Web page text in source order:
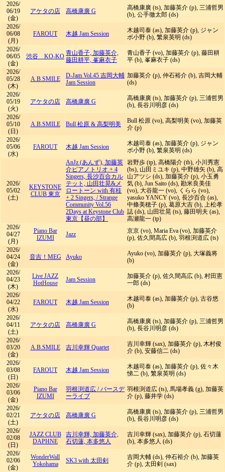
2026/
06/19
(金)
アケタの店 高橋康廣 G
高橋康廣 (ts), 加藤英介 (p), 三浦哲男
(b), 公手徹太郎 (ds)
2026/
06/08
(月)
FAROUT 木越 Jam Session
木越司泰 (as), 加藤英介 (p), ジャン
ボ小野 (b), 繁泉英明 (ds)
2026/
06/05
(金)
渋谷 KO-KO 青山香子, 加藤英介,
藤田耕平, 峯麻衣子
青山香子 (vo), 加藤英介 (p), 藤田耕
平 (b), 峯麻衣子 (ds)
2026/
05/28
(木)
A.B.SMILE
D-Jam Vol.45 吉岡大輔
Jam Session
加藤英介 (p), 仲石裕介 (b), 吉岡大輔
(ds)
2026/
05/19
(火)
アケタの店 高橋康廣 G
高橋康廣 (ts), 加藤英介 (p), 三浦哲男
(b), 長谷川明彦 (ds)
2026/
05/10
(日)
A.B.SMILE Bull 松原 & 高梨明美
Bull 松原 (vo), 高梨明美 (vo), 加藤英
介 (p)
2026/
05/06
(水)
FAROUT 木越 Jam Session
木越司泰 (as), 加藤英介 (p), ジャン
ボ小野 (b), 繁泉英明 (ds)
2026/
05/02
(土)
KEYSTONE
CLUB 東京
AnJz (あんず), 加藤英
介ピアノトリオ + 4
Singers, 長沙百合カル
テット, 山田壮晃&メ
ロートーン with 有桂
+ 2 Singers, /Strange
Community Vol.56
2Days at Keystone Club
東京【昼の部】
岩野歩 (tp), 高橋陽介 (tb), 小川秀憲
(bs), 山田ミユキ (p), 中野雄矢 (b), 高
山アツシ (ds), 加藤英介 (p), 小玉勇
気 (b), Jun Saito (ds), 勘米良美佳
(vo), 大谷龍一 (vo), くらら (vo),
yasuko YANCY (vo), 長沙百合 (as),
中條美穂子 (p), 葛原大吉 (b), 上松孝
誌 (ds), 山田壮晃 (ts), 藤田明夫 (as),
高瀬龍一 (tp)
2026/
04/27
(月)
Piano Bar
IZUMI
Jazz
京京 (vo), Maria Eva (vo), 加藤英介
(p), 佐久間高広 (b), 羽根渕道広 (ts)
2026/
04/24
(金)
音吉！MEG Ayuko
Ayuko (vo), 加藤英介 (p), 大塚義将
(b)
2026/
04/23
(木)
Live JAZZ
HotHouse
Jam Session
加藤英介 (p), 佐久間高広 (b), 村田憲
一郎 (ds)
2026/
04/22
(水)
FAROUT 木越 Jam Session
木越司泰 (as), 加藤英介 (p), 古谷悠
(b)
2026/
04/11
(土)
アケタの店 高橋康廣 G
高橋康廣 (ts), 加藤英介 (p), 三浦哲男
(b), 長谷川明彦 (ds)
2026/
03/20
(金)
A.B.SMILE 吉川幸輝 Quartet
吉川幸輝 (sax), 加藤英介 (p), 木村俊
介 (b), 安藤信二 (ds)
2026/
03/08
(日)
FAROUT 木越 Jam Session
木越司泰 (as), 加藤英介 (p), 佐々木
悌二 (b), 繁泉英明 (ds)
2026/
03/06
(金)
Piano Bar
IZUMI
羽根渕道広 /バースデ
ーライブ
羽根渕道広 (ts), 馬場孝義 (g), 加藤英
介 (p), 藤井学 (ds)
2026/
02/21
(土)
アケタの店 高橋康廣 G
高橋康廣 (ts), 加藤英介 (p), 三浦哲男
(b), 長谷川明彦 (ds)
2026/
02/08
(日)
JAZZ CLUB
DAPHNE
吉川幸輝, 加藤英介,
石切蓮, 本多悠人
吉川幸輝 (sax), 加藤英介 (p), 石切蓮
(b), 本多悠人 (ds)
2026/
02/06
(金)
WonderWall
Yokohama
SK3 with 太田剣
吉岡大輔 (ds), 仲石裕介 (b), 加藤英
介 (p), 太田剣 (sax)